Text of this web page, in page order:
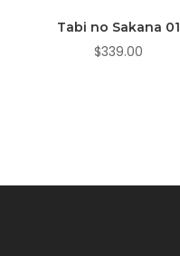
Tabi no Sakana 01
$339.00